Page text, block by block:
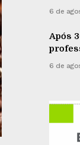
6 de
Após
6 de